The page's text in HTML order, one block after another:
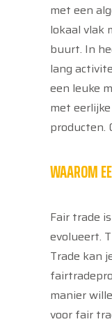
met een
lokaal vlak
buurt. In
lang
een leuke
met
producten.
WAAROM
Fair trade
evolueert.
Trade kan
manier
voor fair